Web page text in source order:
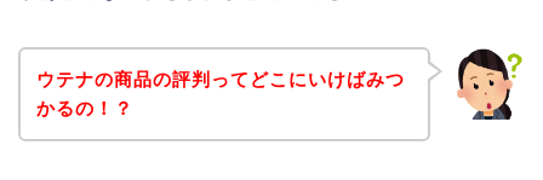
ウテナの商品の評判ってどこにいけばみつ
かるの！？